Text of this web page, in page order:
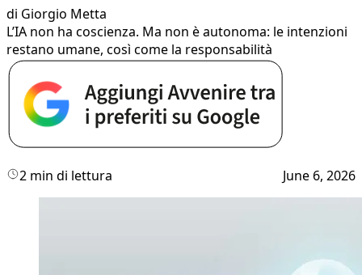
di Giorgio Metta
L’IA non ha coscienza. Ma non è autonoma: le intenzioni
restano umane, così come la responsabilità
2 min di lettura June 6, 2026